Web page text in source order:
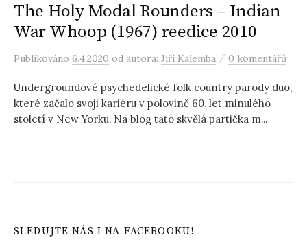
The Holy Modal Rounders – Indian
War Whoop (1967) reedice 2010
Publikováno 6.4.2020 od autora: Jiří Kalemba / 0 komentářů
Undergroundové psychedelické folk country parody duo,
které začalo svoji kariéru v polovině 60. let minulého
století v New Yorku. Na blog tato skvělá partička m...
SLEDUJTE NÁS I NA FACEBOOKU!